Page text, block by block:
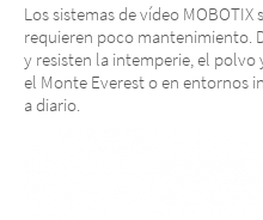
Los sistemas de vídeo
requieren poco mantenimiento.
y resisten la intemperie, el polvo
el Monte Everest o en entornos
a diario.